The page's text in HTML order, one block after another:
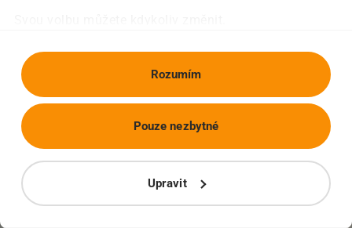
Rozumím
Upravit
Pouze nezbytné